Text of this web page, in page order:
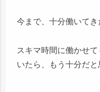
今まで、十分働いてき
スキマ時間に働かせ
いたら、もう十分だと